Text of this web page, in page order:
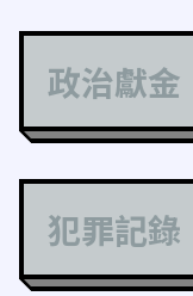
政治獻金
犯罪記錄